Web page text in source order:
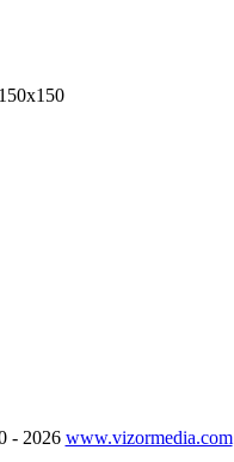
- 2026 www.vizormedia.com